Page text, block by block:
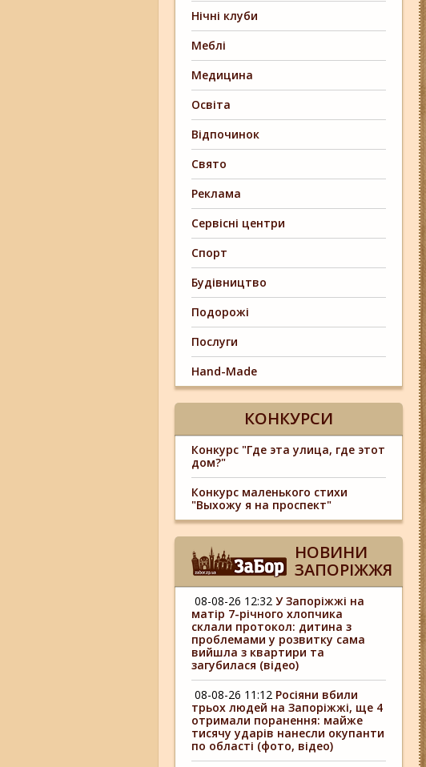
Нічні клуби
Меблі
Медицина
Освіта
Відпочинок
Свято
Реклама
Сервісні центри
Спорт
Будівництво
Подорожі
Послуги
Hand-Made
КОНКУРСИ
Конкурс "Где эта улица, где этот
дом?"
Конкурс маленького стихи
"Выхожу я на проспект"
НОВИНИ
ЗАПОРІЖЖЯ
08-08-26 12:32 У Запоріжжі на
матір 7-річного хлопчика
склали протокол: дитина з
проблемами у розвитку сама
вийшла з квартири та
загубилася (відео)
08-08-26 11:12 Росіяни вбили
трьох людей на Запоріжжі, ще 4
отримали поранення: майже
тисячу ударів нанесли окупанти
по області (фото, відео)